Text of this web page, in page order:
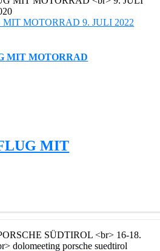
MOTORRAD 9. JULI 2022
MIT MOTORRAD
MIT